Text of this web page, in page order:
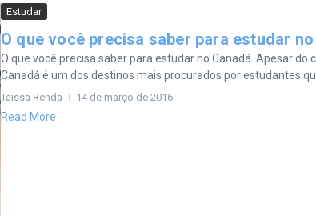
Estudar
O que você precisa saber para estudar no
O que você precisa saber para estudar no Canadá. Apesar
Canadá é um dos destinos mais procurados por estudantes
Taissa Renda 14 de março de 2016
Read More